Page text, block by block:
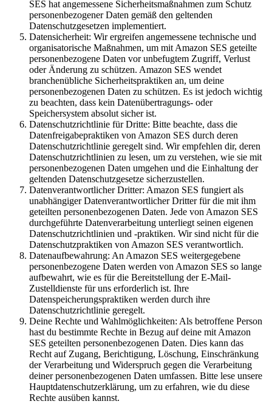
SES hat angemessene Sicherheitsmaßnahmen zum Schutz
personenbezogener Daten gemäß den geltenden
Datenschutzgesetzen implementiert.
Datensicherheit: Wir ergreifen angemessene technische und
organisatorische Maßnahmen, um mit Amazon SES geteilte
personenbezogene Daten vor unbefugtem Zugriff, Verlust
oder Änderung zu schützen. Amazon SES wendet
branchenübliche Sicherheitspraktiken an, um deine
personenbezogenen Daten zu schützen. Es ist jedoch wichtig
zu beachten, dass kein Datenübertragungs- oder
Speichersystem absolut sicher ist.
Datenschutzrichtlinie für Dritte: Bitte beachte, dass die
Datenfreigabepraktiken von Amazon SES durch deren
Datenschutzrichtlinie geregelt sind. Wir empfehlen dir, deren
Datenschutzrichtlinien zu lesen, um zu verstehen, wie sie mit
personenbezogenen Daten umgehen und die Einhaltung der
geltenden Datenschutzgesetze sicherzustellen.
Datenverantwortlicher Dritter: Amazon SES fungiert als
unabhängiger Datenverantwortlicher Dritter für die mit ihm
geteilten personenbezogenen Daten. Jede von Amazon SES
durchgeführte Datenverarbeitung unterliegt seinen eigenen
Datenschutzrichtlinien und -praktiken. Wir sind nicht für die
Datenschutzpraktiken von Amazon SES verantwortlich.
Datenaufbewahrung: An Amazon SES weitergegebene
personenbezogene Daten werden von Amazon SES so lange
aufbewahrt, wie es für die Bereitstellung der E-Mail-
Zustelldienste für uns erforderlich ist. Ihre
Datenspeicherungspraktiken werden durch ihre
Datenschutzrichtlinie geregelt.
Deine Rechte und Wahlmöglichkeiten: Als betroffene Person
hast du bestimmte Rechte in Bezug auf deine mit Amazon
SES geteilten personenbezogenen Daten. Dies kann das
Recht auf Zugang, Berichtigung, Löschung, Einschränkung
der Verarbeitung und Widerspruch gegen die Verarbeitung
deiner personenbezogenen Daten umfassen. Bitte lese unsere
Hauptdatenschutzerklärung, um zu erfahren, wie du diese
Rechte ausüben kannst.